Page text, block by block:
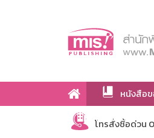
หนังสือข
เกี่ยวกับเรา
โทรสั่งซื้อด่วน